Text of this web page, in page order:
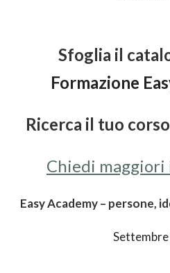
Sfoglia il
Formazione
Ricerca il tuo corso
Chiedi
Easy Academy – persone,